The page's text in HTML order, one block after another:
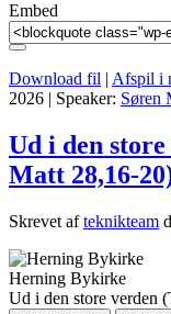
Embed
Download fil | Afspil i
2026 | Speaker: Søren
Ud i den
Matt 28,16-
Skrevet afteknikteam
Herning Bykirke
Ud i den store verden